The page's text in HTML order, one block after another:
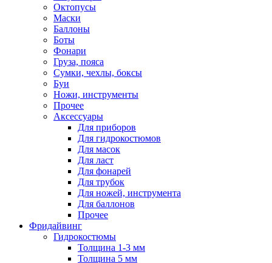
Октопусы
Маски
Баллоны
Боты
Фонари
Груза, пояса
Сумки, чехлы, боксы
Буи
Ножи, инструменты
Прочее
Аксессуары
Для приборов
Для гидрокостюмов
Для масок
Для ласт
Для фонарей
Для трубок
Для ножей, инструмента
Для баллонов
Прочее
Фридайвинг
Гидрокостюмы
Толщина 1-3 мм
Толщина 5 мм